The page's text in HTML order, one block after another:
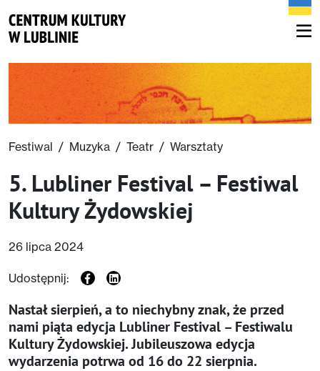
Festiwal / Muzyka / Teatr / Warsztaty
5. Lubliner Festival – Festiwal
Kultury Żydowskiej
26 lipca 2024
Udostępnij:
Nastał sierpień, a to niechybny znak, że przed
nami piąta edycja Lubliner Festival – Festiwalu
Kultury Żydowskiej. Jubileuszowa edycja
wydarzenia potrwa od 16 do 22 sierpnia.